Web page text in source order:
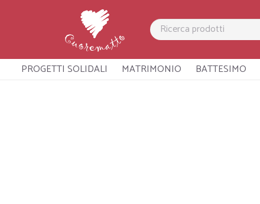
PROGETTI SOLIDALI MATRIMONIO BATTESIMO